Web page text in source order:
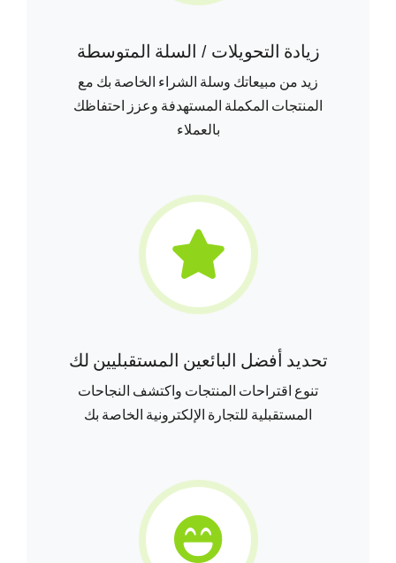
زيادة التحويلات / السلة المتوسطة
زيد من مبيعاتك وسلة الشراء الخاصة بك مع
المنتجات المكملة المستهدفة وعزز احتفاظك
بالعملاء
تحديد أفضل البائعين المستقبليين لك
تنوع اقتراحات المنتجات واكتشف النجاحات
المستقبلية للتجارة الإلكترونية الخاصة بك